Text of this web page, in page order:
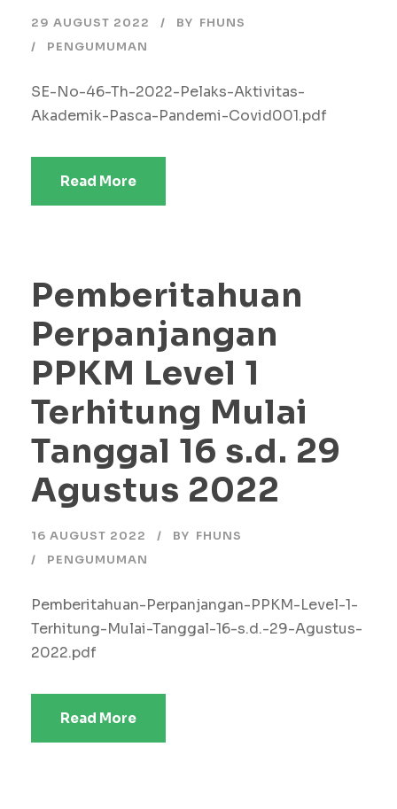
29 AUGUST 2022 BY FHUNS
PENGUMUMAN
SE-No-46-Th-2022-Pelaks-Aktivitas-
Akademik-Pasca-Pandemi-Covid001.pdf
Read More
Pemberitahuan
Perpanjangan
PPKM Level 1
Terhitung Mulai
Tanggal 16 s.d. 29
Agustus 2022
16 AUGUST 2022 BY FHUNS
PENGUMUMAN
Pemberitahuan-Perpanjangan-PPKM-Level-1-
Terhitung-Mulai-Tanggal-16-s.d.-29-Agustus-
2022.pdf
Read More